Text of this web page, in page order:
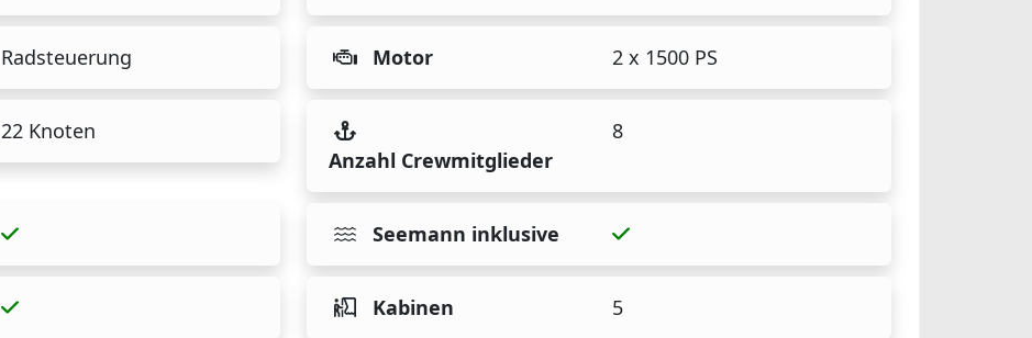
Radsteuerung Motor 2 x 1500 PS
22 Knoten
Anzahl Crewmitglieder
8
Seemann inklusive
Kabinen 5